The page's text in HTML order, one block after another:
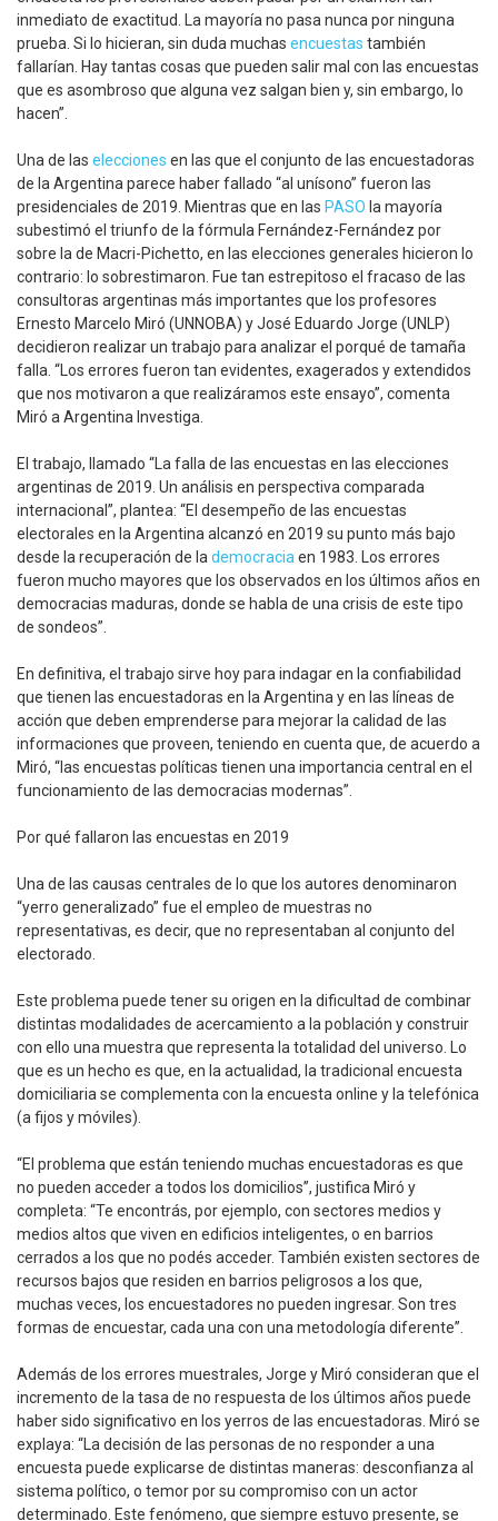
inmediato de exactitud. La mayoría no pasa nunca por ninguna
prueba. Si lo hicieran, sin duda muchas encuestas también
fallarían. Hay tantas cosas que pueden salir mal con las encuestas
que es asombroso que alguna vez salgan bien y, sin embargo, lo
hacen”.
Una de las elecciones en las que el conjunto de las encuestadoras
de la Argentina parece haber fallado “al unísono” fueron las
presidenciales de 2019. Mientras que en las PASO la mayoría
subestimó el triunfo de la fórmula Fernández-Fernández por
sobre la de Macri-Pichetto, en las elecciones generales hicieron lo
contrario: lo sobrestimaron. Fue tan estrepitoso el fracaso de las
consultoras argentinas más importantes que los profesores
Ernesto Marcelo Miró (UNNOBA) y José Eduardo Jorge (UNLP)
decidieron realizar un trabajo para analizar el porqué de tamaña
falla. “Los errores fueron tan evidentes, exagerados y extendidos
que nos motivaron a que realizáramos este ensayo”, comenta
Miró a Argentina Investiga.
El trabajo, llamado “La falla de las encuestas en las elecciones
argentinas de 2019. Un análisis en perspectiva comparada
internacional”, plantea: “El desempeño de las encuestas
electorales en la Argentina alcanzó en 2019 su punto más bajo
desde la recuperación de la democracia en 1983. Los errores
fueron mucho mayores que los observados en los últimos años en
democracias maduras, donde se habla de una crisis de este tipo
de sondeos”.
En definitiva, el trabajo sirve hoy para indagar en la confiabilidad
que tienen las encuestadoras en la Argentina y en las líneas de
acción que deben emprenderse para mejorar la calidad de las
informaciones que proveen, teniendo en cuenta que, de acuerdo a
Miró, “las encuestas políticas tienen una importancia central en el
funcionamiento de las democracias modernas”.
Por qué fallaron las encuestas en 2019
Una de las causas centrales de lo que los autores denominaron
“yerro generalizado” fue el empleo de muestras no
representativas, es decir, que no representaban al conjunto del
electorado.
Este problema puede tener su origen en la dificultad de combinar
distintas modalidades de acercamiento a la población y construir
con ello una muestra que representa la totalidad del universo. Lo
que es un hecho es que, en la actualidad, la tradicional encuesta
domiciliaria se complementa con la encuesta online y la telefónica
(a fijos y móviles).
“El problema que están teniendo muchas encuestadoras es que
no pueden acceder a todos los domicilios”, justifica Miró y
completa: “Te encontrás, por ejemplo, con sectores medios y
medios altos que viven en edificios inteligentes, o en barrios
cerrados a los que no podés acceder. También existen sectores de
recursos bajos que residen en barrios peligrosos a los que,
muchas veces, los encuestadores no pueden ingresar. Son tres
formas de encuestar, cada una con una metodología diferente”.
Además de los errores muestrales, Jorge y Miró consideran que el
incremento de la tasa de no respuesta de los últimos años puede
haber sido significativo en los yerros de las encuestadoras. Miró se
explaya: “La decisión de las personas de no responder a una
encuesta puede explicarse de distintas maneras: desconfianza al
sistema político, o temor por su compromiso con un actor
determinado. Este fenómeno, que siempre estuvo presente, se